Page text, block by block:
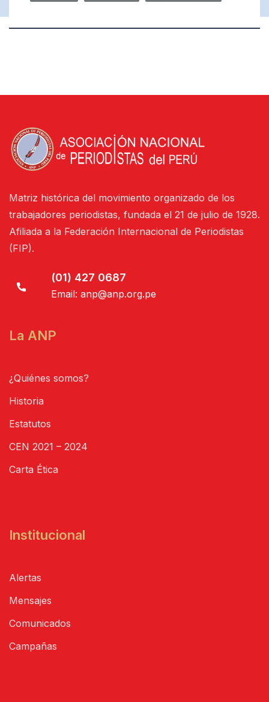
Matriz histórica del movimiento organizado de los
trabajadores periodistas, fundada el 21 de julio de 1928.
Afiliada a la Federación Internacional de Periodistas
(FIP).
(01) 427 0687
Email: anp@anp.org.pe
La ANP
¿Quiénes somos?
Historia
Estatutos
CEN 2021 – 2024
Carta Ética
Institucional
Alertas
Mensajes
Comunicados
Campañas